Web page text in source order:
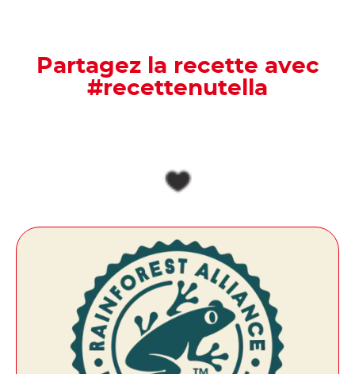
Partagez la recette avec
#recettenutella